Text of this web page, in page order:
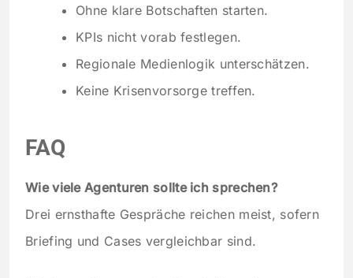
Ohne klare Botschaften starten.
KPIs nicht vorab festlegen.
Regionale Medienlogik unterschätzen.
Keine Krisenvorsorge treffen.
FAQ
Wie viele Agenturen sollte ich sprechen?
Drei ernsthafte Gespräche reichen meist, sofern
Briefing und Cases vergleichbar sind.